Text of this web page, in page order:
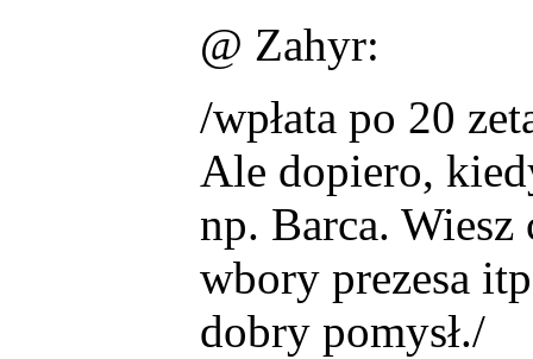
@ Zahyr:
/wpłata po 20
Ale dopiero,
np. Barca. Wiesz
wbory prezesa
dobry pomysł./